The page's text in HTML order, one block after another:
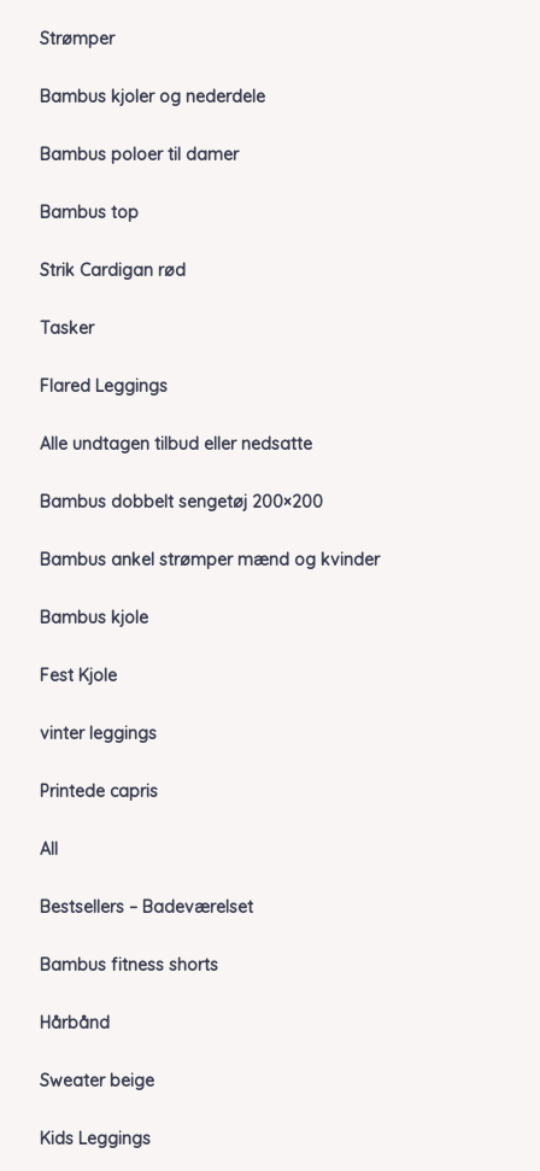
Strømper
Bambus kjoler og nederdele
Bambus poloer til damer
Bambus top
Strik Cardigan rød
Tasker
Flared Leggings
Alle undtagen tilbud eller nedsatte
Bambus dobbelt sengetøj 200×200
Bambus ankel strømper mænd og kvinder
Bambus kjole
Fest Kjole
vinter leggings
Printede capris
All
Bestsellers – Badeværelset
Bambus fitness shorts
Hårbånd
Sweater beige
Kids Leggings